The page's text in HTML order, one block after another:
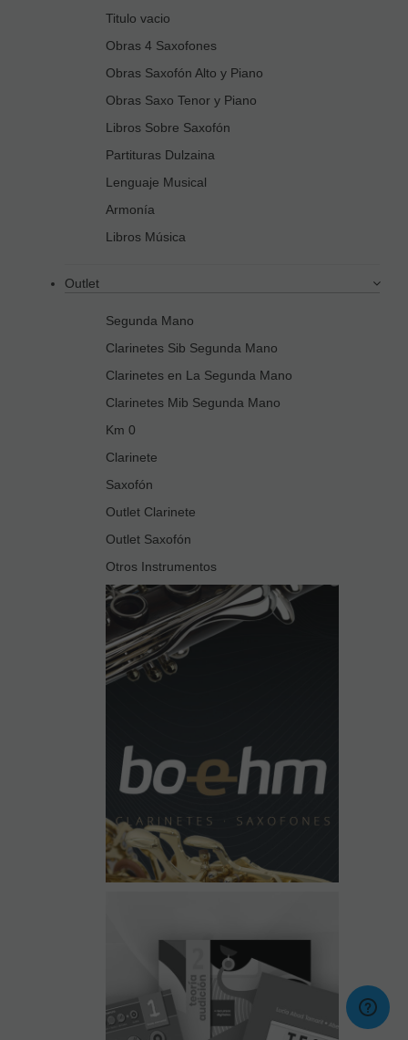
Titulo vacio
Obras 4 Saxofones
Obras Saxofón Alto y Piano
Obras Saxo Tenor y Piano
Libros Sobre Saxofón
Partituras Dulzaina
Lenguaje Musical
Armonía
Libros Música
Outlet
Segunda Mano
Clarinetes Sib Segunda Mano
Clarinetes en La Segunda Mano
Clarinetes Mib Segunda Mano
Km 0
Clarinete
Saxofón
Outlet Clarinete
Outlet Saxofón
Otros Instrumentos